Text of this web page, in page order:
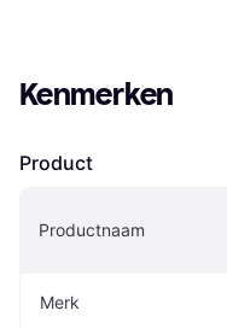
Kenmerken
Product
Productnaam
Merk